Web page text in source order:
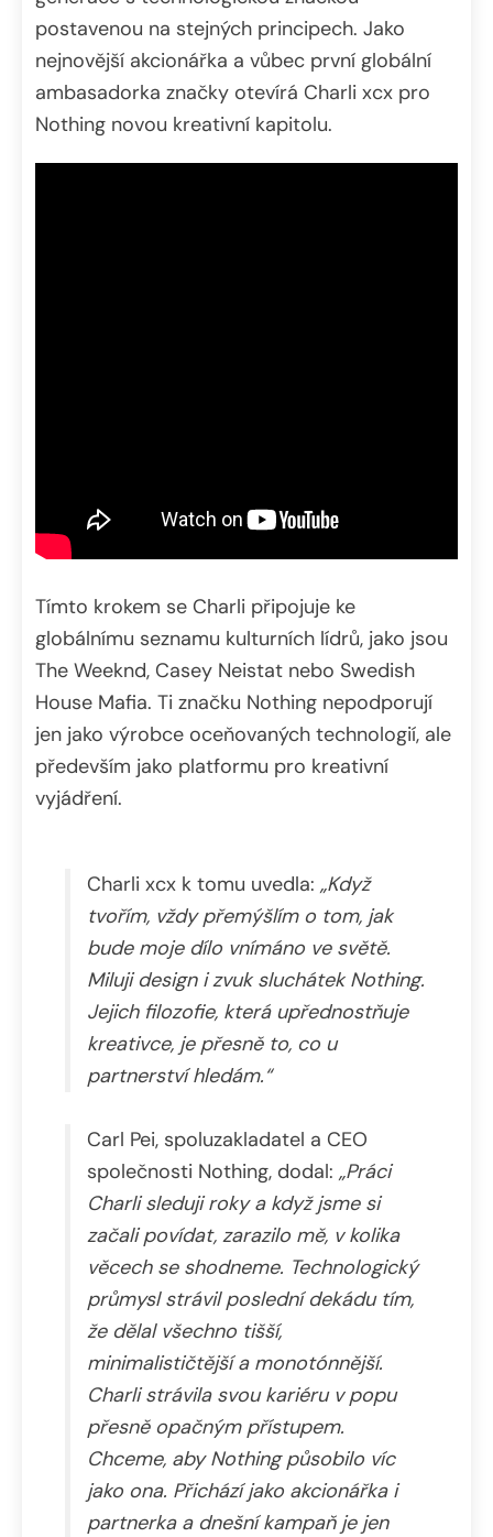
postavenou na stejných principech. Jako
nejnovější akcionářka a vůbec první globální
ambasadorka značky otevírá Charli xcx pro
Nothing novou kreativní kapitolu.
Tímto krokem se Charli připojuje ke
globálnímu seznamu kulturních lídrů, jako jsou
The Weeknd, Casey Neistat nebo Swedish
House Mafia. Ti značku Nothing nepodporují
jen jako výrobce oceňovaných technologií, ale
především jako platformu pro kreativní
vyjádření.
Charli xcx k tomu uvedla: „Když
tvořím, vždy přemýšlím o tom, jak
bude moje dílo vnímáno ve světě.
Miluji design i zvuk sluchátek Nothing.
Jejich filozofie, která upřednostňuje
kreativce, je přesně to, co u
partnerství hledám.“
Carl Pei, spoluzakladatel a CEO
společnosti Nothing, dodal: „Práci
Charli sleduji roky a když jsme si
začali povídat, zarazilo mě, v kolika
věcech se shodneme. Technologický
průmysl strávil poslední dekádu tím,
že dělal všechno tišší,
minimalističtější a monotónnější.
Charli strávila svou kariéru v popu
přesně opačným přístupem.
Chceme, aby Nothing působilo víc
jako ona. Přichází jako akcionářka i
partnerka a dnešní kampaň je jen